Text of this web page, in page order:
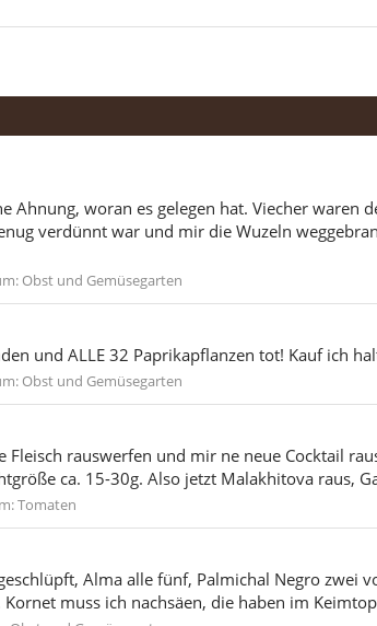
Ahnung, woran es gelegen hat. Viecher waren
verdünnt war und mir die Wuzeln
Obst und Gemüsegarten
und ALLE 32 Paprikapflanzen tot! Kauf ich
Obst und Gemüsegarten
Fleisch rauswerfen und mir ne neue Cocktail
ca. 15-30g. Also jetzt Malakhitova raus,
Tomaten
Alma alle fünf, Palmichal Negro zwei
muss ich nachsäen, die haben im